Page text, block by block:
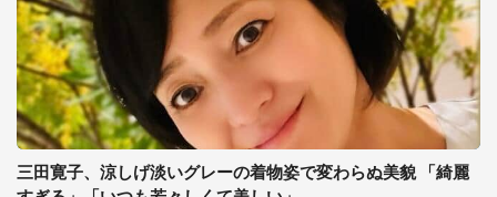
三田寛子、涼しげ淡いグレーの着物姿で変わらぬ美貌 「綺麗